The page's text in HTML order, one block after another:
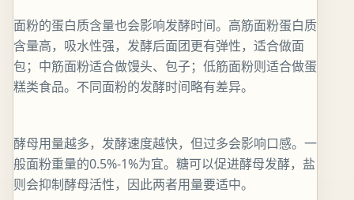
面粉的蛋白质含量也会影响发酵时间。高筋面粉蛋白质
含量高，吸水性强，发酵后面团更有弹性，适合做面
包；中筋面粉适合做馒头、包子；低筋面粉则适合做蛋
糕类食品。不同面粉的发酵时间略有差异。
酵母用量越多，发酵速度越快，但过多会影响口感。一
般面粉重量的0.5%-1%为宜。糖可以促进酵母发酵，盐
则会抑制酵母活性，因此两者用量要适中。